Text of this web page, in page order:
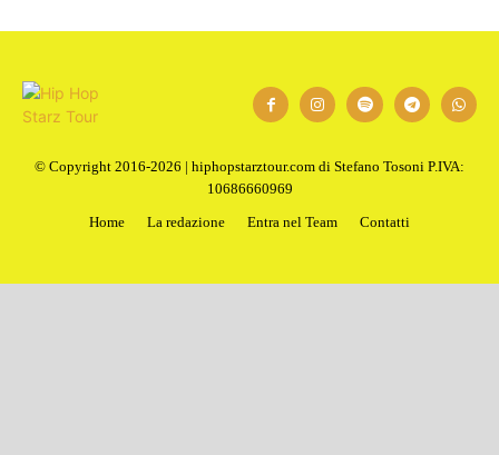
1
© Copyright 2016-2026 | hiphopstarztour.com di Stefano Tosoni P.IVA:
10686660969
Home
La redazione Entra nel Team Contatti